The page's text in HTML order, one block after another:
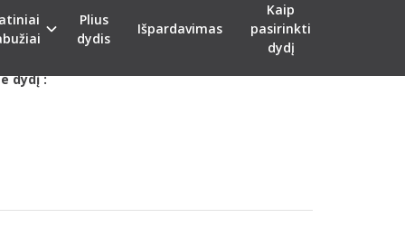
Plius
dydis
Išpardavimas
Kaip
pasirinkti
dydį
1-2 d.d.
dydį :